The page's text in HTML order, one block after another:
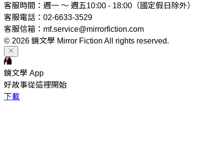
客服時間：週一 ～ 週五10:00 - 18:00（國定假日除外）
客服電話：02-6633-3529
客服信箱：mf.service@mirrorfiction.com
© 2026 鏡文學 Mirror Fiction All rights reserved.
鏡文學 App
好故事從這裡開始
下載